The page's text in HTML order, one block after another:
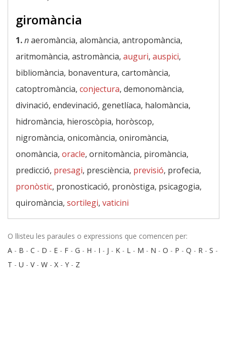
giromància
1.naeromància, alomància, antropomància,
aritmomància, astromància, auguri, auspici,
bibliomància, bonaventura, cartomància,
catoptromància, conjectura, demonomància,
divinació, endevinació, genetlíaca, halomància,
hidromància, hieroscòpia, horòscop,
nigromància, onicomància, oniromància,
onomància, oracle, ornitomància, piromància,
predicció, presagi, presciència, previsió, profecia,
pronòstic, pronosticació, pronòstiga, psicagogia,
quiromància, sortilegi, vaticini
O llisteu les paraules o expressions que comencen per:
A - B - C - D - E - F - G - H - I - J - K - L - M - N - O - P - Q - R - S -
T - U - V- W - X - Y - Z